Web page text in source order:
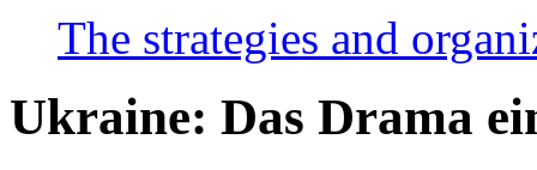
The strategies and
Ukraine: Das Drama